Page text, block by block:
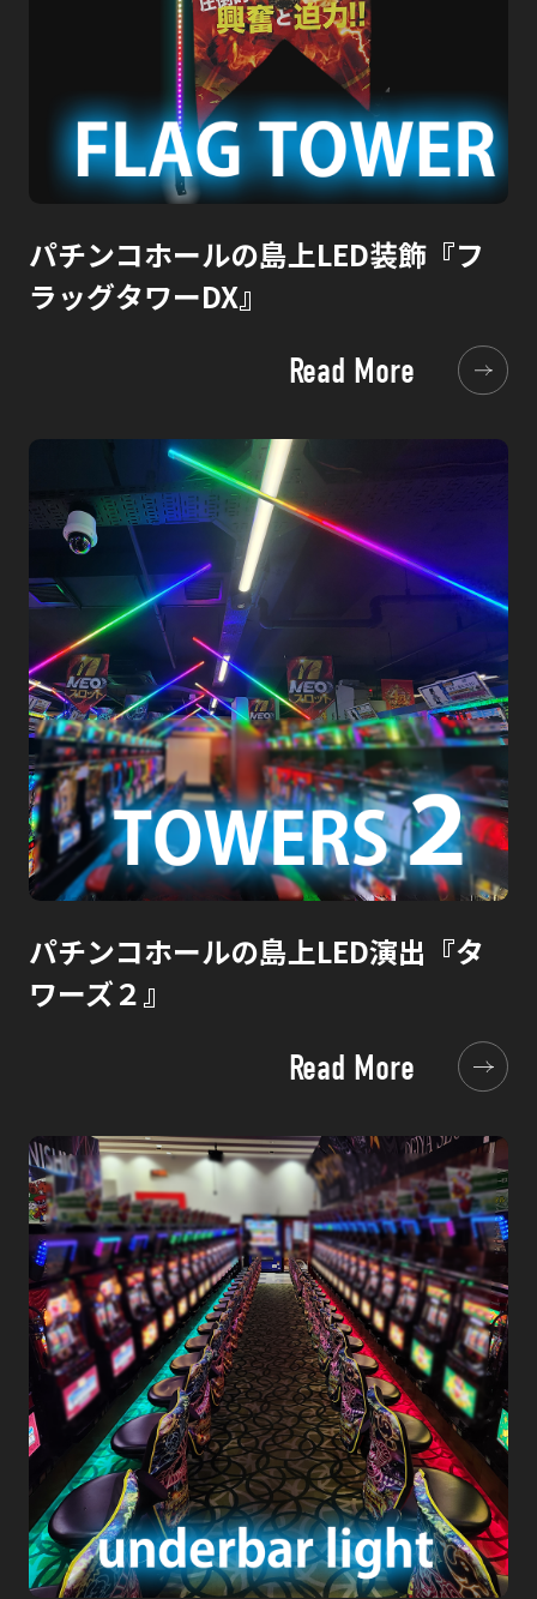
パチンコホールの島上LED装飾『フ
ラッグタワーDX』
Read More
パチンコホールの島上LED演出『タ
ワーズ２』
Read More